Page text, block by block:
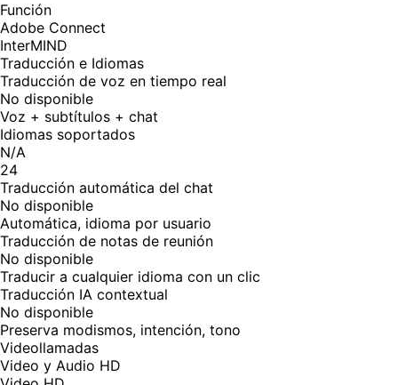
Función
Adobe Connect
InterMIND
Traducción e Idiomas
Traducción de voz en tiempo real
No disponible
Voz + subtítulos + chat
Idiomas soportados
N/A
24
Traducción automática del chat
No disponible
Automática, idioma por usuario
Traducción de notas de reunión
No disponible
Traducir a cualquier idioma con un clic
Traducción IA contextual
No disponible
Preserva modismos, intención, tono
Videollamadas
Video y Audio HD